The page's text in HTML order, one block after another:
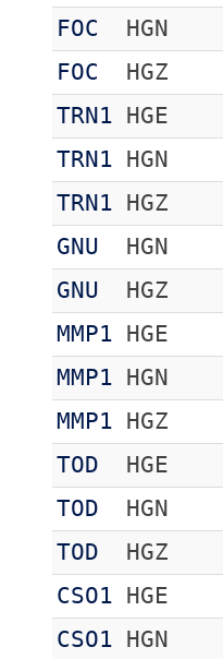
FOC
HGN
FOC
HGZ
TRN1
HGE
TRN1
HGN
TRN1
HGZ
GNU
HGN
GNU
HGZ
MMP1
HGE
MMP1
HGN
MMP1
HGZ
TOD
HGE
TOD
HGN
TOD
HGZ
CSO1
HGE
CSO1
HGN